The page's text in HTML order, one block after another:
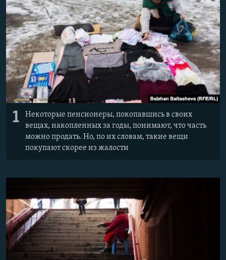
ПОБЕДИТЕЛЕЙ НЕ СУДЯТ?
КРЫМ.НЕПОКОРЕННЫЙ
ELIFBE
УКРАИНСКАЯ ПРОБЛЕМА КРЫМА
ПРИСОЕДИНЯЙТЕСЬ!
Все сайты RFE/RL
1
Некоторые пенсионеры, покопавшись в своих
вещах, накопленных за годы, понимают, что часть
можно продать. Но, по их словам, такие вещи
покупают скорее из жалости